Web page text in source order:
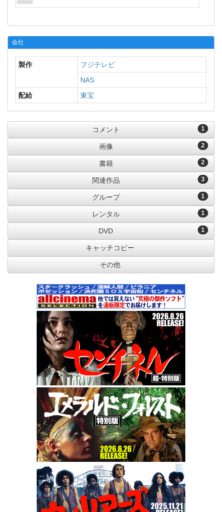
会社
製作
フジテレビ
NAS
配給
東宝
1
コメント
2
画像
2
書籍
3
関連作品
1
グループ
1
レンタル
1
DVD
キャッチコピー
その他